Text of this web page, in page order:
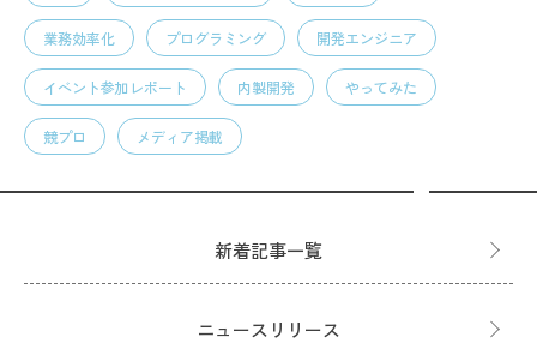
業務効率化 プログラミング 開発エンジニア
イベント参加レポート 内製開発 やってみた
競プロ メディア掲載
新着記事一覧
ニュースリリース